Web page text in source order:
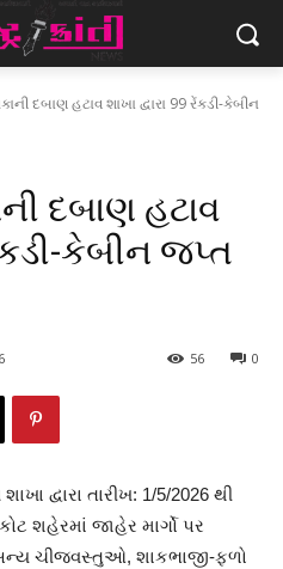
દબાણ હટાવ શાખા દ્વારા 99 રેંકડી-કેબીન
દબાણ હટાવ
કેબીન જપ્ત
0
56
દ્વારા તારીખ: 1/5/2026 થી
શહેરમાં જાહેર માર્ગો પર
ચીજવસ્તુઓ, શાકભાજી-ફળો